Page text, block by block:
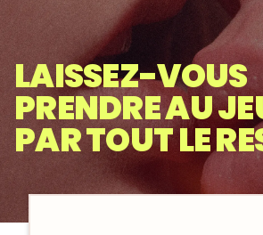
LAISSEZ-VOUS
PRENDRE AU
PAR TOUT LE